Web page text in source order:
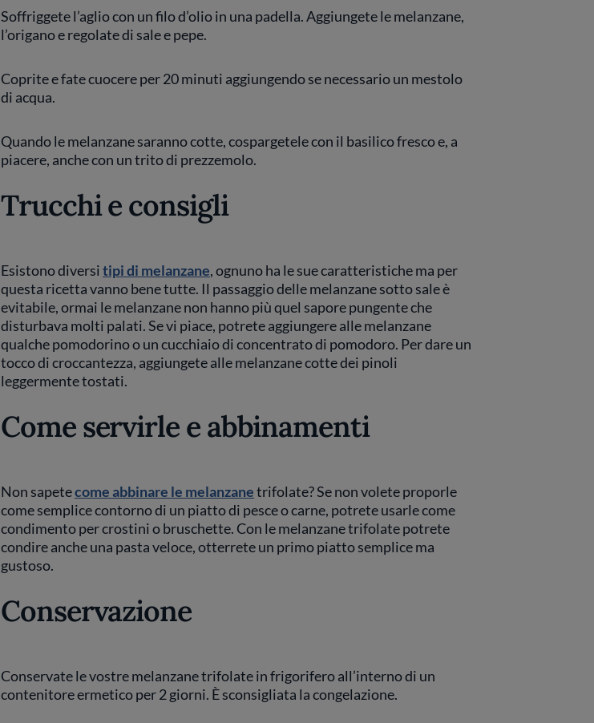
Soffriggete l’aglio con un filo d’olio in una padella. Aggiungete le melanzane,
l’origano e regolate di sale e pepe.
Coprite e fate cuocere per 20 minuti aggiungendo se necessario un mestolo
di acqua.
Quando le melanzane saranno cotte, cospargetele con il basilico fresco e, a
piacere, anche con un trito di prezzemolo.
Trucchi e consigli
Esistono diversitipi di melanzane, ognuno ha le sue caratteristiche ma per
questa ricetta vanno bene tutte. Il passaggio delle melanzane sotto sale è
evitabile, ormai le melanzane non hanno più quel sapore pungente che
disturbava molti palati. Se vi piace, potrete aggiungere alle melanzane
qualche pomodorino o un cucchiaio di concentrato di pomodoro. Per dare un
tocco di croccantezza, aggiungete alle melanzane cotte dei pinoli
leggermente tostati.
Come servirle e abbinamenti
Non sapetecome abbinare le melanzanetrifolate? Se non volete proporle
come semplice contorno di un piatto di pesce o carne, potrete usarle come
condimento per crostini o bruschette. Con le melanzane trifolate potrete
condire anche una pasta veloce, otterrete un primo piatto semplice ma
gustoso.
Conservazione
Conservate le vostre melanzane trifolate in frigorifero all’interno di un
contenitore ermetico per 2 giorni. È sconsigliata la congelazione.